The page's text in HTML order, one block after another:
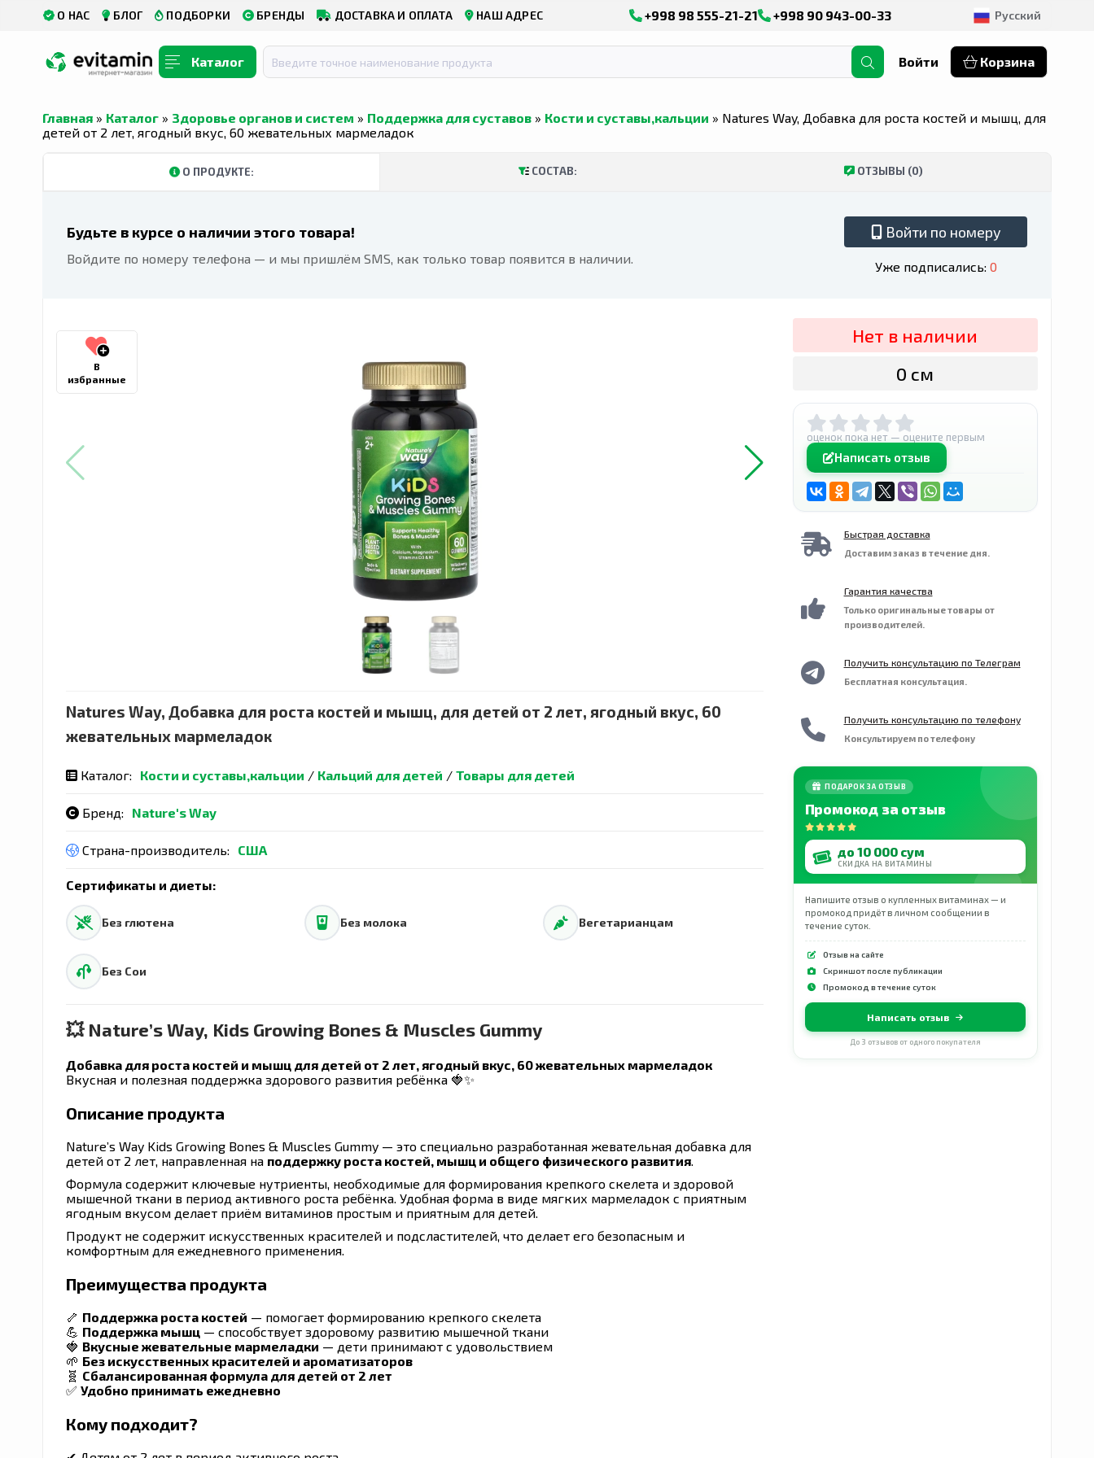
О НАС БЛОГ ПОДБОРКИ БРЕНДЫ ДОСТАВКА И ОПЛАТА НАШ АДРЕС +998 98 555-21-21 +998 90 943-00-33 Русский
Каталог Войти Корзина
Главная » Каталог » Здоровье органов и систем » Поддержка для суставов » Кости и суставы,кальции » Natures Way, Добавка для роста костей и мышц, для
детей от 2 лет, ягодный вкус, 60 жевательных мармеладок
О ПРОДУКТЕ: СОСТАВ: ОТЗЫВЫ (0)
Будьте в курсе о наличии этого товара!
Войдите по номеру телефона — и мы пришлём SMS, как только товар появится в наличии.
Войти по номеру
Уже подписались: 0
В
избранные
Natures Way, Добавка для роста костей и мышц, для детей от 2 лет, ягодный вкус, 60
жевательных мармеладок
Каталог: Кости и суставы,кальции / Кальций для детей / Товары для детей
Бренд: Nature's Way
Страна-производитель: США
Сертификаты и диеты:
Без глютена Без молока Вегетарианцам
Без Сои
💥 Nature’s Way, Kids Growing Bones & Muscles Gummy
Добавка для роста костей и мышц для детей от 2 лет, ягодный вкус, 60 жевательных мармеладок
Вкусная и полезная поддержка здорового развития ребёнка 🍓✨
Описание продукта
Nature’s Way Kids Growing Bones & Muscles Gummy — это специально разработанная жевательная добавка для
детей от 2 лет, направленная на поддержку роста костей, мышц и общего физического развития
Формула содержит ключевые нутриенты, необходимые для формирования крепкого скелета и здоровой
мышечной ткани в период активного роста ребёнка. Удобная форма в виде мягких мармеладок с приятным
ягодным вкусом делает приём витаминов простым и приятным для детей.
Продукт не содержит искусственных красителей и подсластителей, что делает его безопасным и
комфортным для ежедневного применения.
Преимущества продукта
🦴 Поддержка роста костей — помогает формированию крепкого скелета
💪 Поддержка мышц — способствует здоровому развитию мышечной ткани
🍓 Вкусные жевательные мармеладки — дети принимают с удовольствием
🌱 Без искусственных красителей и ароматизаторов
🧬 Сбалансированная формула для детей от 2 лет
✅ Удобно принимать ежедневно
Кому подходит?
Нет в наличии
0 сӯм
оценок пока нет — оцените первым
Написать отзыв
Быстрая доставка
Доставим заказ в течение дня.
Гарантия качества
Только оригинальные товары от
производителей.
Получить консультацию по Телеграм
Бесплатная консультация.
Получить консультацию по телефону
Консультируем по телефону
ПОДАРОК ЗА ОТЗЫВ
Промокод за отзыв
до 10 000 сум
СКИДКА НА ВИТАМИНЫ
Напишите отзыв о купленных витаминах — и
промокод придёт в личном сообщении в
течение суток.
Отзыв на сайте
Скриншот после публикации
Промокод в течение суток
Написать отзыв
До 3 отзывов от одного покупателя